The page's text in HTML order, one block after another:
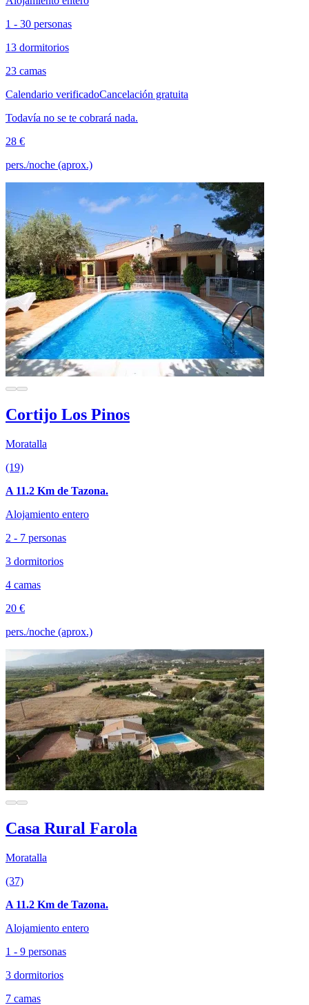
1 - 30 personas
13 dormitorios
23 camas
Calendario verificadoCancelación gratuita
Todavía no se te cobrará nada.
28 €
pers./noche (aprox.)
Cortijo Los Pinos
Moratalla
(19)
A 11.2 Km de Tazona.
Alojamiento entero
2 - 7 personas
3 dormitorios
4 camas
20 €
pers./noche (aprox.)
Casa Rural Farola
Moratalla
(37)
A 11.2 Km de Tazona.
Alojamiento entero
1 - 9 personas
3 dormitorios
7 camas